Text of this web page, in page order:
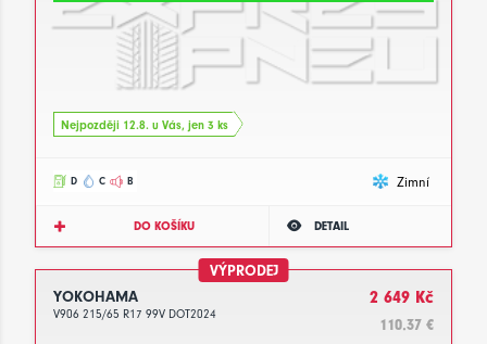
Nejpozději 12.8. u Vás, jen 3 ks
D C B Zimní
DO KOŠÍKU DETAIL
VÝPRODEJ
YOKOHAMA
V906 215/65 R17 99V DOT2024
2 649 Kč
110.37 €